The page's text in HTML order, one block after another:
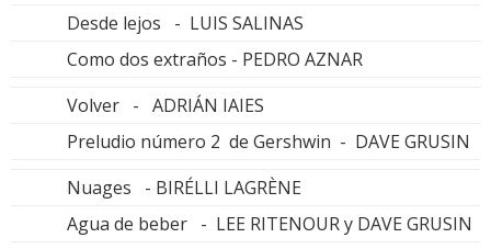
Desde lejos - LUIS SALINAS
Como dos extraños - PEDRO AZNAR
Volver - ADRIÁN IAIES
Preludio número 2 de Gershwin - DAVE GRUSIN
Nuages - BIRÉLLI LAGRÈNE
Agua de beber - LEE RITENOUR y DAVE GRUSIN